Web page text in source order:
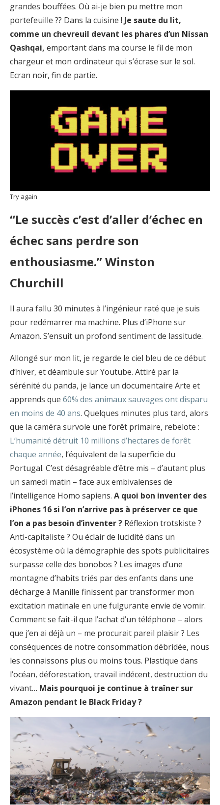
grandes bouffées. Où ai-je bien pu mettre mon
portefeuille ?? Dans la cuisine ! Je saute du lit,
comme un chevreuil devant les phares d’un Nissan
Qashqai, emportant dans ma course le fil de mon
chargeur et mon ordinateur qui s’écrase sur le sol.
Ecran noir, fin de partie.
Try again
“Le succès c’est d’aller d’échec en
échec sans perdre son
enthousiasme.” Winston
Churchill
Il aura fallu 30 minutes à l’ingénieur raté que je suis
pour redémarrer ma machine. Plus d’iPhone sur
Amazon. S’ensuit un profond sentiment de lassitude.
Allongé sur mon lit, je regarde le ciel bleu de ce début
d’hiver, et déambule sur Youtube. Attiré par la
sérénité du panda, je lance un documentaire Arte et
apprends que 60% des animaux sauvages ont disparu
en moins de 40 ans. Quelques minutes plus tard, alors
que la caméra survole une forêt primaire, rebelote :
L’humanité détruit 10 millions d’hectares de forêt
chaque année, l’équivalent de la superficie du
Portugal. C’est désagréable d’être mis – d’autant plus
un samedi matin – face aux embivalenses de
l’intelligence Homo sapiens. A quoi bon inventer des
iPhones 16 si l’on n’arrive pas à préserver ce que
l’on a pas besoin d’inventer ? Réflexion trotskiste ?
Anti-capitaliste ? Ou éclair de lucidité dans un
écosystème où la démographie des spots publicitaires
surpasse celle des bonobos ? Les images d’une
montagne d’habits triés par des enfants dans une
décharge à Manille finissent par transformer mon
excitation matinale en une fulgurante envie de vomir.
Comment se fait-il que l’achat d’un téléphone – alors
que j’en ai déjà un – me procurait pareil plaisir ? Les
conséquences de notre consommation débridée, nous
les connaissons plus ou moins tous. Plastique dans
l’océan, déforestation, travail indécent, destruction du
vivant… Mais pourquoi je continue à traîner sur
Amazon pendant le Black Friday ?